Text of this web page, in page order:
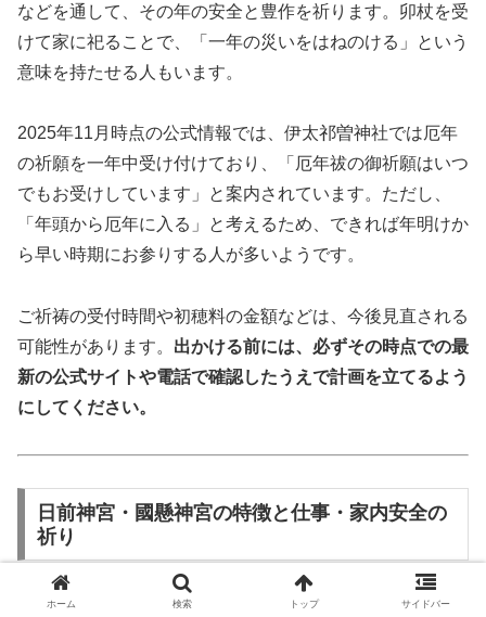
などを通して、その年の安全と豊作を祈ります。卯杖を受
けて家に祀ることで、「一年の災いをはねのける」という
意味を持たせる人もいます。
2025年11月時点の公式情報では、伊太祁曽神社では厄年
の祈願を一年中受け付けており、「厄年祓の御祈願はいつ
でもお受けしています」と案内されています。ただし、
「年頭から厄年に入る」と考えるため、できれば年明けか
ら早い時期にお参りする人が多いようです。
ご祈祷の受付時間や初穂料の金額などは、今後見直される
可能性があります。 出かける前には、必ずその時点での最
新の公式サイトや電話で確認したうえで計画を立てるよう
にしてください。
日前神宮・國懸神宮の特徴と仕事・家内安全の
祈り
和歌山市にある「日前神宮（ひのくまじんぐう）・國懸神
ホーム 検索 トップ サイドバー